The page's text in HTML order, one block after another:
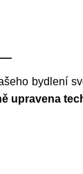
bydlení
upravena